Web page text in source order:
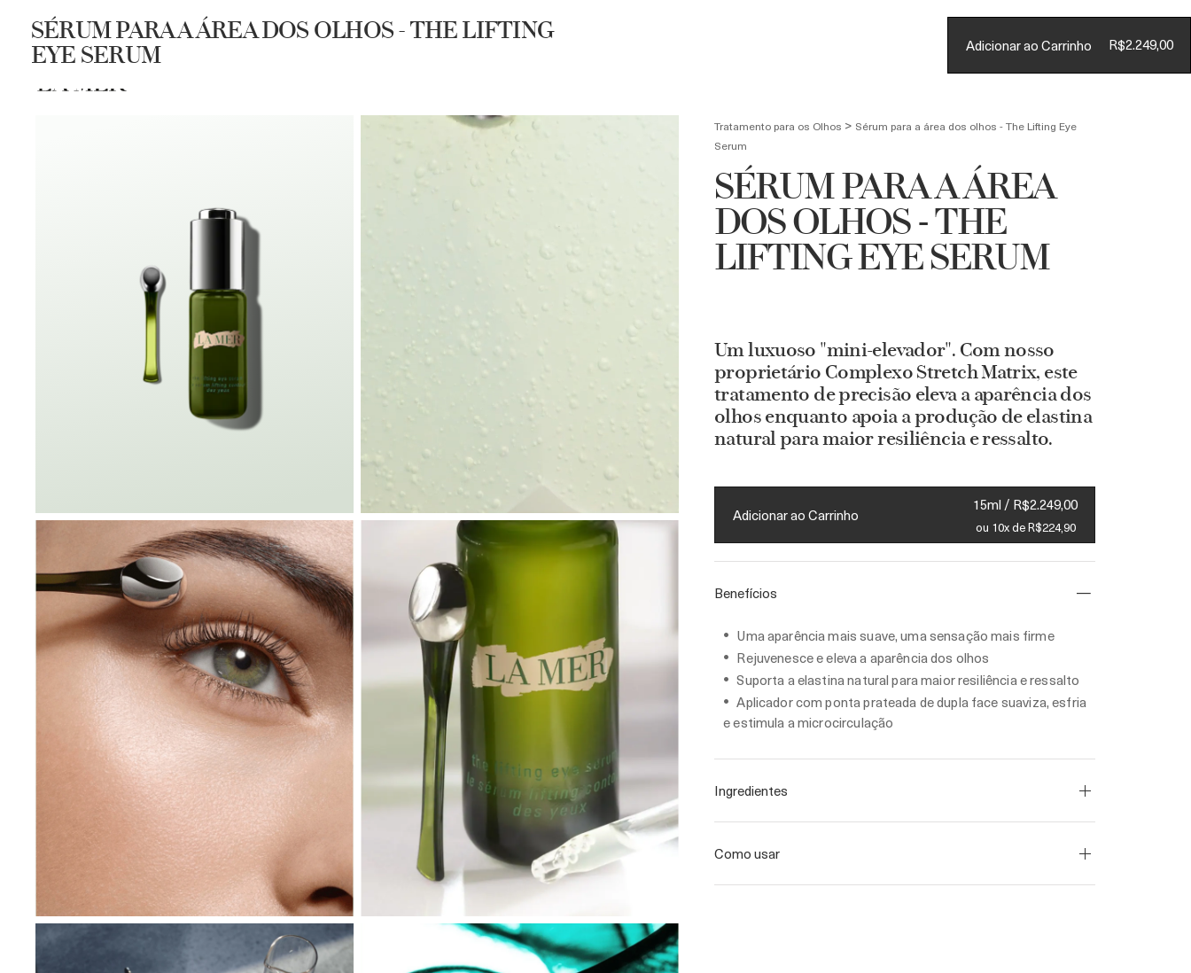
Necessaire exclusiva + Luxury Roller em compras acima de R$4.500 Conta
CARRINHO(0)
Tratamento para os Olhos > Sérum para a área dos olhos - The Lifting Eye
Serum
SÉRUM PARA A ÁREA
DOS OLHOS - THE
LIFTING EYE SERUM
Um luxuoso "mini-elevador". Com nosso
proprietário Complexo Stretch Matrix, este
tratamento de precisão eleva a aparência dos
olhos enquanto apoia a produção de elastina
natural para maior resiliência e ressalto.
Adicionar ao Carrinho
15ml / R$2.249,00
ou 10x de R$224,90
Benefícios
Uma aparência mais suave, uma sensação mais firme
Rejuvenesce e eleva a aparência dos olhos
Suporta a elastina natural para maior resiliência e ressalto
Aplicador com ponta prateada de dupla face suaviza, esfria
e estimula a microcirculação
Ingredientes
Como usar
SÉRUM PARA A ÁREA DOS OLHOS - THE LIFTING
EYE SERUM
Adicionar ao Carrinho R$2.249,00